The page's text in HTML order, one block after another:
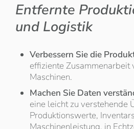
Entfernte
und Logistik
Verbessern Sie die
effiziente Zusammenarbeit
Maschinen.
Machen Sie Daten
eine leicht zu verstehende
Produktionswerte,